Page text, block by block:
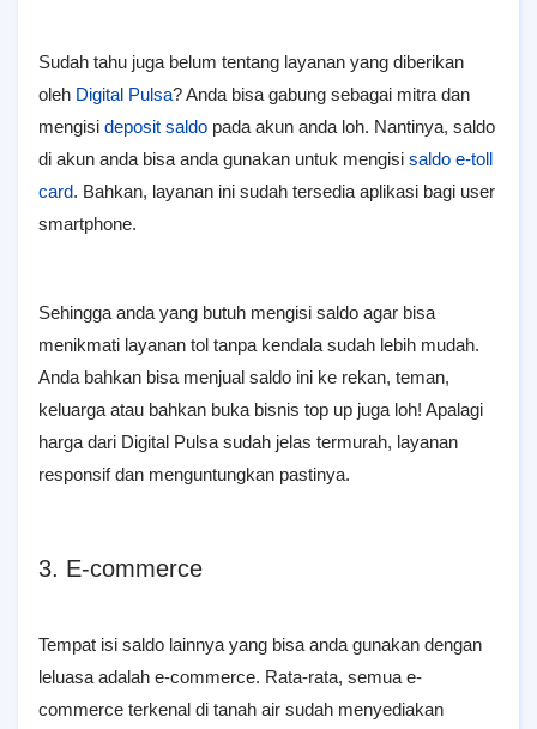
Sudah tahu juga belum tentang layanan yang diberikan
oleh Digital Pulsa? Anda bisa gabung sebagai mitra dan
mengisi deposit saldo pada akun anda loh. Nantinya, saldo
di akun anda bisa anda gunakan untuk mengisi saldo e-toll
card. Bahkan, layanan ini sudah tersedia aplikasi bagi user
smartphone.
Sehingga anda yang butuh mengisi saldo agar bisa
menikmati layanan tol tanpa kendala sudah lebih mudah.
Anda bahkan bisa menjual saldo ini ke rekan, teman,
keluarga atau bahkan buka bisnis top up juga loh! Apalagi
harga dari Digital Pulsa sudah jelas termurah, layanan
responsif dan menguntungkan pastinya.
3. E-commerce
Tempat isi saldo lainnya yang bisa anda gunakan dengan
leluasa adalah e-commerce. Rata-rata, semua e-
commerce terkenal di tanah air sudah menyediakan